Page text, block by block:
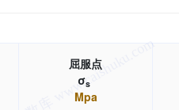
屈服点
σs
Mpa